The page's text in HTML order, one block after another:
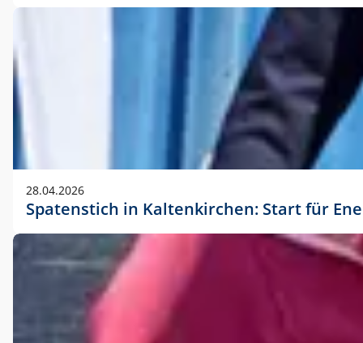
28.04.2026
Spatenstich in Kaltenkirchen: Start für